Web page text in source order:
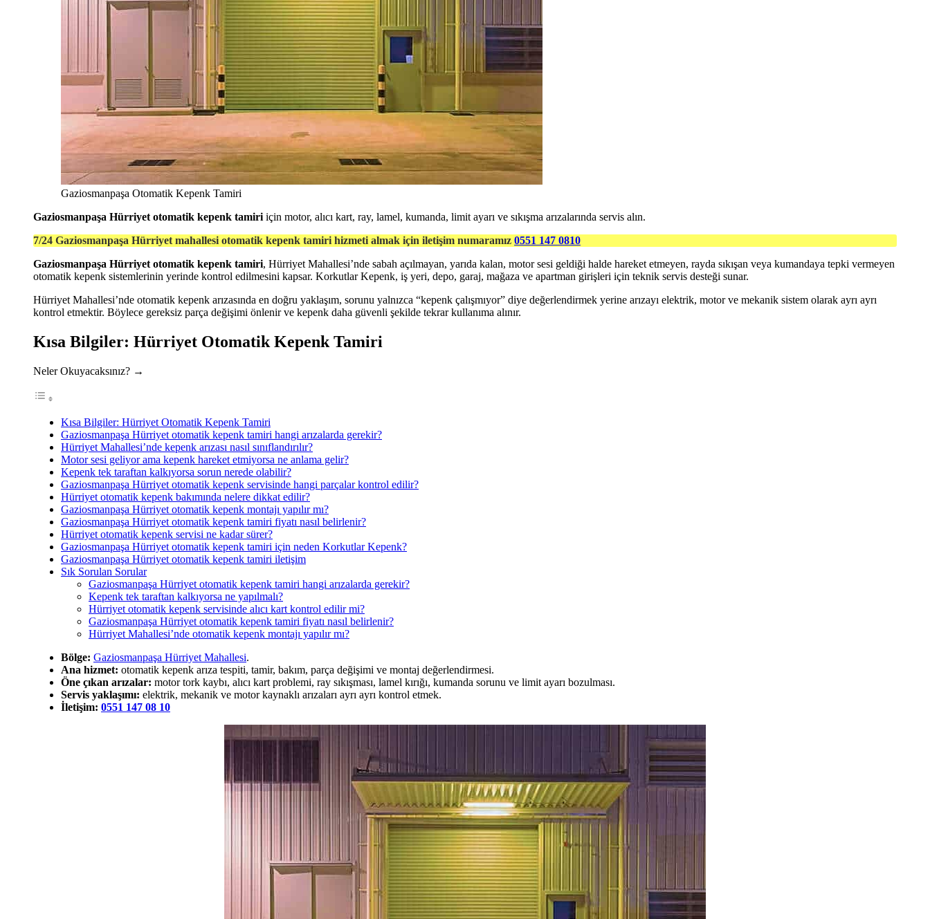
Gaziosmanpaşa Otomatik Kepenk Tamiri
Gaziosmanpaşa Hürriyet otomatik kepenk tamiri için motor, alıcı kart, ray, lamel, kumanda, limit ayarı ve sıkışma arızalarında servis alın.
7/24 Gaziosmanpaşa Hürriyet mahallesi otomatik kepenk tamiri hizmeti almak için iletişim numaramız 0551 147 0810
Gaziosmanpaşa Hürriyet otomatik kepenk tamiri, Hürriyet Mahallesi’nde sabah açılmayan, yarıda kalan, motor sesi geldiği halde hareket etmeyen, rayda sıkışan veya kumandaya tepki vermeyen
otomatik kepenk sistemlerinin yerinde kontrol edilmesini kapsar. Korkutlar Kepenk, iş yeri, depo, garaj, mağaza ve apartman girişleri için teknik servis desteği sunar.
Hürriyet Mahallesi’nde otomatik kepenk arızasında en doğru yaklaşım, sorunu yalnızca “kepenk çalışmıyor” diye değerlendirmek yerine arızayı elektrik, motor ve mekanik sistem olarak ayrı ayrı
kontrol etmektir. Böylece gereksiz parça değişimi önlenir ve kepenk daha güvenli şekilde tekrar kullanıma alınır.
Kısa Bilgiler: Hürriyet Otomatik Kepenk Tamiri
Neler Okuyacaksınız? →
Kısa Bilgiler: Hürriyet Otomatik Kepenk Tamiri
Gaziosmanpaşa Hürriyet otomatik kepenk tamiri hangi arızalarda gerekir?
Hürriyet Mahallesi’nde kepenk arızası nasıl sınıflandırılır?
Motor sesi geliyor ama kepenk hareket etmiyorsa ne anlama gelir?
Kepenk tek taraftan kalkıyorsa sorun nerede olabilir?
Gaziosmanpaşa Hürriyet otomatik kepenk servisinde hangi parçalar kontrol edilir?
Hürriyet otomatik kepenk bakımında nelere dikkat edilir?
Gaziosmanpaşa Hürriyet otomatik kepenk montajı yapılır mı?
Gaziosmanpaşa Hürriyet otomatik kepenk tamiri fiyatı nasıl belirlenir?
Hürriyet otomatik kepenk servisi ne kadar sürer?
Gaziosmanpaşa Hürriyet otomatik kepenk tamiri için neden Korkutlar Kepenk?
Gaziosmanpaşa Hürriyet otomatik kepenk tamiri iletişim
Sık Sorulan Sorular
Gaziosmanpaşa Hürriyet otomatik kepenk tamiri hangi arızalarda gerekir?
Kepenk tek taraftan kalkıyorsa ne yapılmalı?
Hürriyet otomatik kepenk servisinde alıcı kart kontrol edilir mi?
Gaziosmanpaşa Hürriyet otomatik kepenk tamiri fiyatı nasıl belirlenir?
Hürriyet Mahallesi’nde otomatik kepenk montajı yapılır mı?
Bölge: Gaziosmanpaşa Hürriyet Mahallesi.
Ana hizmet: otomatik kepenk arıza tespiti, tamir, bakım, parça değişimi ve montaj değerlendirmesi.
Öne çıkan arızalar: motor tork kaybı, alıcı kart problemi, ray sıkışması, lamel kırığı, kumanda sorunu ve limit ayarı bozulması.
Servis yaklaşımı: elektrik, mekanik ve motor kaynaklı arızaları ayrı ayrı kontrol etmek.
İletişim: 0551 147 08 10